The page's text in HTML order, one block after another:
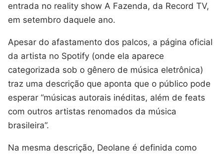
entrada no reality show A Fazenda, da Record TV,
em setembro daquele ano.
Apesar do afastamento dos palcos, a página oficial
da artista no Spotify (onde ela aparece
categorizada sob o gênero de música eletrônica)
traz uma descrição que aponta que o público pode
esperar “músicas autorais inéditas, além de feats
com outros artistas renomados da música
brasileira”.
Na mesma descrição, Deolane é definida como